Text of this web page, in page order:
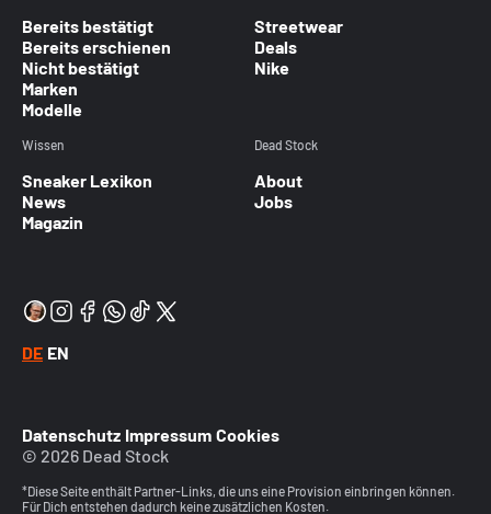
Bereits bestätigt
Bereits erschienen
Nicht bestätigt
Marken
Modelle
Streetwear
Deals
Nike
Wissen
Sneaker Lexikon
News
Magazin
Dead Stock
About
Jobs
DE EN
Datenschutz Impressum Cookies
© 2026 Dead Stock
*Diese Seite enthält Partner-Links, die uns eine Provision einbringen können.
Für Dich entstehen dadurch keine zusätzlichen Kosten.